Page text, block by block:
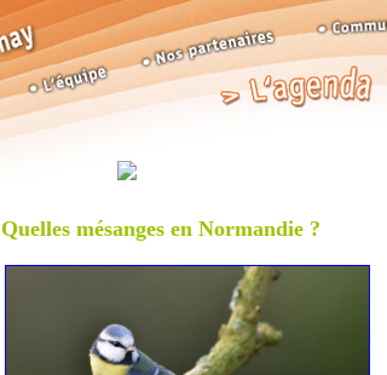
Quelles mésanges en Normandie ?